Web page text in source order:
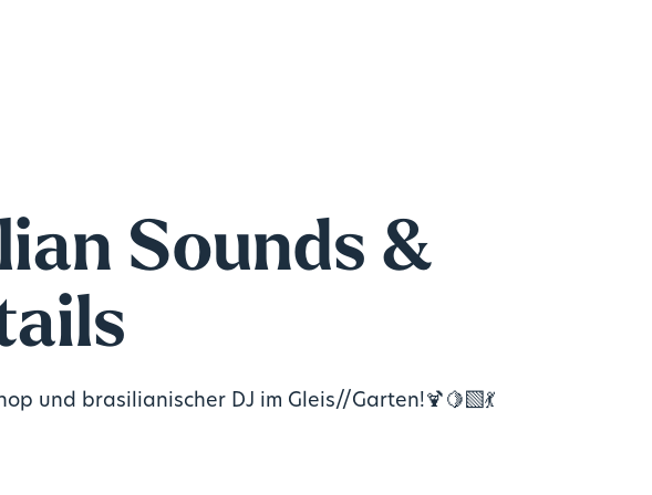
Sounds &
und brasilianischer DJ im Gleis//Garten!🍹🍋‍🟩💃